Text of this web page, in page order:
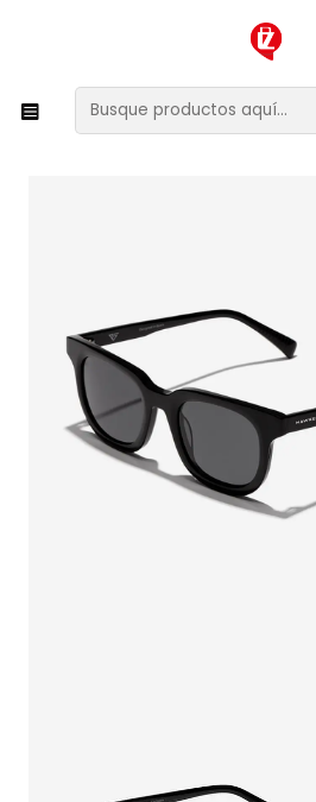
XMAS SALE ¡Compra antes
Lentes y Accesorios
Lentes de Sol Hawkers Oasis -